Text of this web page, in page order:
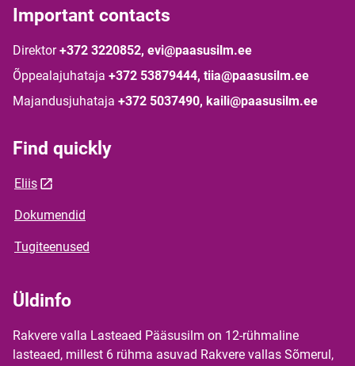
Important contacts
Direktor +372 3220852, evi@paasusilm.ee
Õppealajuhataja +372 53879444, tiia@paasusilm.ee
Majandusjuhataja +372 5037490, kaili@paasusilm.ee
Find quickly
Eliis
Dokumendid
Tugiteenused
Üldinfo
Rakvere valla Lasteaed Pääsusilm on 12-rühmaline
lasteaed, millest 6 rühma asuvad Rakvere vallas Sõmerul,